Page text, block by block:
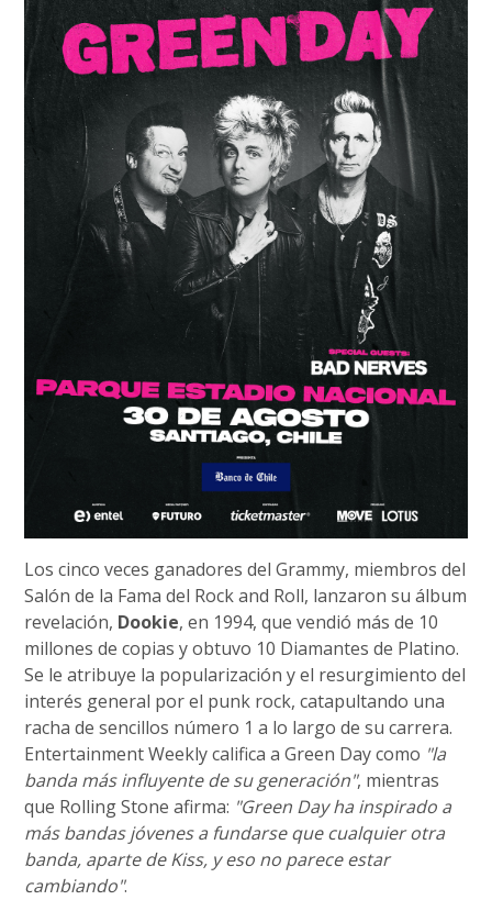
Los cinco veces ganadores del Grammy, miembros del
Salón de la Fama del Rock and Roll, lanzaron su álbum
revelación, Dookie, en 1994, que vendió más de 10
millones de copias y obtuvo 10 Diamantes de Platino.
Se le atribuye la popularización y el resurgimiento del
interés general por el punk rock, catapultando una
racha de sencillos número 1 a lo largo de su carrera.
Entertainment Weekly califica a Green Day como "la
banda más influyente de su generación", mientras
que Rolling Stone afirma: "Green Day ha inspirado a
más bandas jóvenes a fundarse que cualquier otra
banda, aparte de Kiss, y eso no parece estar
cambiando".